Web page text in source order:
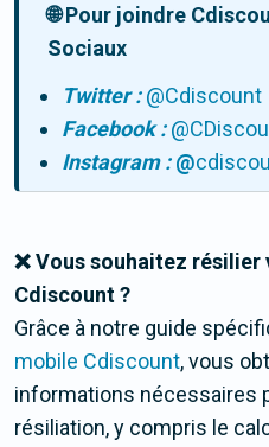
🌐 Pour joindre
Sociaux
Twitter :@Cdiscount
Facebook :
Instagram :@
❌ Vous souhaitez
Cdiscount ?
Grâce à notre guide
mobile Cdiscount, vous
informations nécessaires
résiliation, y compris le